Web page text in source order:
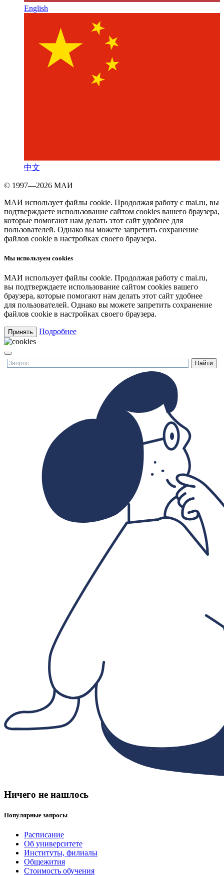
English
中文
© 1997—2026 МАИ
МАИ использует файлы cookie. Продолжая работу с mai.ru, вы
подтверждаете использование сайтом cookies вашего браузера,
которые помогают нам делать этот сайт удобнее для
пользователей. Однако вы можете запретить сохранение
файлов cookie в настройках своего браузера.
Мы используем cookies
МАИ использует файлы cookie. Продолжая работу с mai.ru,
вы подтверждаете использование сайтом cookies вашего
браузера, которые помогают нам делать этот сайт удобнее
для пользователей. Однако вы можете запретить сохранение
файлов cookie в настройках своего браузера.
Принять Подробнее
Ничего не нашлось
Популярные запросы
Расписание
Об университете
Институты, филиалы
Общежития
Стоимость обучения